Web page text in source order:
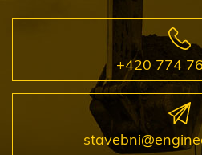
+420 774